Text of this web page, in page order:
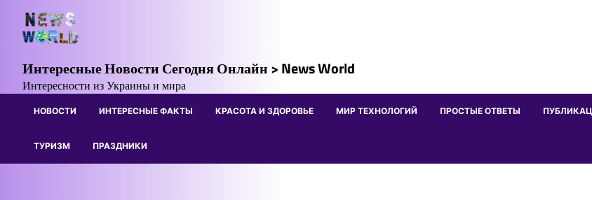
content
Интересные Новости Сегодня Онлайн > News World
Интересности из Украины и мира
НОВОСТИ ИНТЕРЕСНЫЕ ФАКТЫ КРАСОТА И ЗДОРОВЬЕ МИР ТЕХНОЛОГИЙ ПРОСТЫЕ ОТВЕТЫ
ТУРИЗМ ПРАЗДНИКИ